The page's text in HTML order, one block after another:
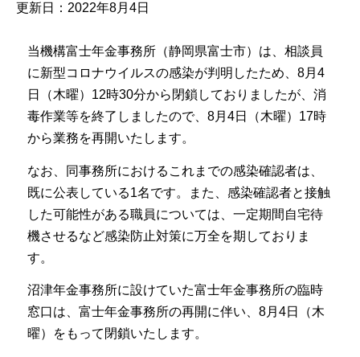
更新日：2022年8月4日
当機構富士年金事務所（静岡県富士市）は、相談員
に新型コロナウイルスの感染が判明したため、8月4
日（木曜）12時30分から閉鎖しておりましたが、消
毒作業等を終了しましたので、8月4日（木曜）17時
から業務を再開いたします。
なお、同事務所におけるこれまでの感染確認者は、
既に公表している1名です。また、感染確認者と接触
した可能性がある職員については、一定期間自宅待
機させるなど感染防止対策に万全を期しておりま
す。
沼津年金事務所に設けていた富士年金事務所の臨時
窓口は、富士年金事務所の再開に伴い、8月4日（木
曜）をもって閉鎖いたします。